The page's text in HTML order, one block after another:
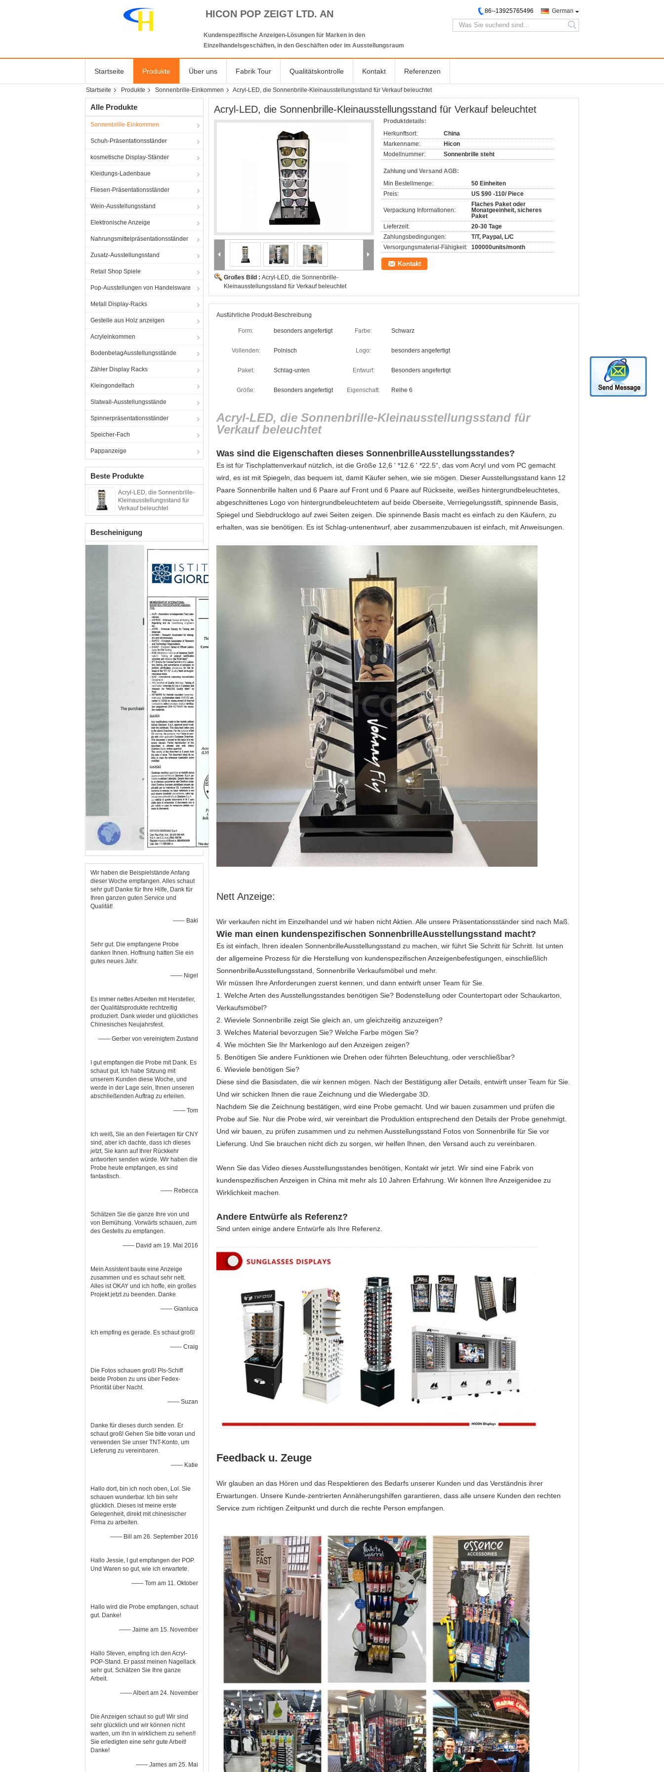
HICON POP ZEIGT LTD. AN
Kundenspezifische Anzeigen-Lösungen für Marken in den
Einzelhandelsgeschäften, in den Geschäften oder im Ausstellungsraum
German
86--13925765496
search
Startseite Produkte Über uns Fabrik Tour Qualitätskontrolle Kontakt Referenzen
Startseite Produkte Sonnenbrille-Einkommen Acryl-LED, die Sonnenbrille-Kleinausstellungsstand für Verkauf beleuchtet
Alle Produkte
Sonnenbrille-Einkommen
Schuh-Präsentationsständer
kosmetische Display-Ständer
Kleidungs-Ladenbaue
Fliesen-Präsentationsständer
Wein-Ausstellungsstand
Elektronische Anzeige
Nahrungsmittelpräsentationsständer
Zusatz-Ausstellungsstand
Retail Shop Spiele
Pop-Ausstellungen von Handelsware
Metall Display-Racks
Gestelle aus Holz anzeigen
Acryleinkommen
BodenbelagAusstellungsstände
Zähler Display Racks
Kleingondelfach
Slatwall-Ausstellungsstände
Spinnerpräsentationsständer
Speicher-Fach
Pappanzeige
Beste Produkte
Acryl-LED, die Sonnenbrille-
Kleinausstellungsstand für
Verkauf beleuchtet
Bescheinigung
Wir haben die Beispielstände Anfang
dieser Woche empfangen. Alles schaut
sehr gut! Danke für Ihre Hilfe, Dank für
Ihren ganzen guten Service und
Qualität!
—— Baki
Sehr gut. Die empfangene Probe
danken Ihnen. Hoffnung hatten Sie ein
gutes neues Jahr.
—— Nigel
Es immer nettes Arbeiten mit Hersteller,
der Qualitätsprodukte rechtzeitig
produziert. Dank wieder und glückliches
Chinesisches Neujahrsfest.
—— Gerber von vereinigtem Zustand
I gut empfangen die Probe mit Dank. Es
schaut gut. Ich habe Sitzung mit
unserem Kunden diese Woche, und
werde in der Lage sein, Ihnen unseren
abschließenden Auftrag zu erteilen.
—— Tom
Ich weiß, Sie an den Feiertagen für CNY
sind, aber ich dachte, dass ich dieses
jetzt, Sie kann auf Ihrer Rückkehr
antworten senden würde. Wir haben die
Probe heute empfangen, es sind
fantastisch.
—— Rebecca
Schätzen Sie die ganze Ihre von und
von Bemühung. Vorwärts schauen, zum
des Gestells zu empfangen.
—— David am 19. Mai 2016
Mein Assistent baute eine Anzeige
zusammen und es schaut sehr nett.
Alles ist OKAY und ich hoffe, ein großes
Projekt jetzt zu beenden. Danke
—— Gianluca
Ich empfing es gerade. Es schaut groß!
—— Craig
Die Fotos schauen groß! Pls-Schiff
beide Proben zu uns über Fedex-
Priorität über Nacht.
—— Suzan
Danke für dieses durch senden. Er
schaut groß! Gehen Sie bitte voran und
verwenden Sie unser TNT-Konto, um
Lieferung zu vereinbaren.
—— Katie
Hallo dort, bin ich noch oben, Lol. Sie
schauen wunderbar. Ich bin sehr
glücklich. Dieses ist meine erste
Gelegenheit, direkt mit chinesischer
Firma zu arbeiten.
—— Bill am 26. September 2016
Hallo Jessie, I gut empfangen der POP.
Und Waren so gut, wie ich erwartete.
—— Tom am 11. Oktober
Hallo wird die Probe empfangen, schaut
gut. Danke!
—— Jaime am 15. November
Hallo Steven, empfing ich den Acryl-
POP-Stand. Er passt meinen Nagellack
sehr gut. Schätzen Sie Ihre ganze
Arbeit.
—— Albert am 24. November
Die Anzeigen schaut so gut! Wir sind
sehr glücklich und wir können nicht
warten, um ihn in wirklichem zu sehen!!
Sie erledigten eine sehr gute Arbeit!
Danke!
—— James am 25. Mai
Acryl-LED, die Sonnenbrille-Kleinausstellungsstand für Verkauf beleuchtet
Großes Bild : Acryl-LED, die Sonnenbrille-
Kleinausstellungsstand für Verkauf beleuchtet
Produktdetails:
Herkunftsort:
China
Markenname:
Hicon
Modellnummer:
Sonnenbrille steht
Zahlung und Versand AGB:
Min Bestellmenge:
50 Einheiten
Preis:
US $90 -110/ Piece
Verpackung Informationen:
Flaches Paket oder
Monatgeeinheit, sicheres
Paket
Lieferzeit:
20-30 Tage
Zahlungsbedingungen:
T/T, Paypal, L/C
Versorgungsmaterial-Fähigkeit: 100000units/month
Kontakt
Ausführliche Produkt-Beschreibung
Form: besonders angefertigt Farbe: Schwarz
Vollenden: Polnisch Logo: besonders angefertigt
Paket: Schlag-unten Entwurf: Besonders angefertigt
Größe: Besonders angefertigt Eigenschaft: Reihe 6
Acryl-LED, die Sonnenbrille-Kleinausstellungsstand für
Verkauf beleuchtet
Was sind die Eigenschaften dieses SonnenbrilleAusstellungsstandes?
Es ist für Tischplattenverkauf nützlich, ist die Größe 12,6 ' *12.6 ' *22.5“, das vom Acryl und vom PC gemacht
wird, es ist mit Spiegeln, das bequem ist, damit Käufer sehen, wie sie mögen. Dieser Ausstellungsstand kann 12
Paare Sonnenbrille halten und 6 Paare auf Front und 6 Paare auf Rückseite, weißes hintergrundbeleuchtetes,
abgeschnittenes Logo von hintergrundbeleuchtetem auf beide Oberseite, Verriegelungsstift, spinnende Basis,
Spiegel und Siebdrucklogo auf zwei Seiten zeigen. Die spinnende Basis macht es einfach zu den Käufern, zu
erhalten, was sie benötigen. Es ist Schlag-untenentwurf, aber zusammenzubauen ist einfach, mit Anweisungen.
Nett Anzeige:
Wir verkaufen nicht im Einzelhandel und wir haben nicht Aktien. Alle unsere Präsentationsständer sind nach Maß.
Wie man einen kundenspezifischen SonnenbrilleAusstellungsstand macht?
Es ist einfach, Ihren idealen SonnenbrilleAusstellungsstand zu machen, wir führt Sie Schritt für Schritt. Ist unten
der allgemeine Prozess für die Herstellung von kundenspezifischen Anzeigenbefestigungen, einschließlich
SonnenbrilleAusstellungsstand, Sonnenbrille Verkaufsmöbel und mehr.
Wir müssen Ihre Anforderungen zuerst kennen, und dann entwirft unser Team für Sie.
1. Welche Arten des Ausstellungsstandes benötigen Sie? Bodenstellung oder Countertopart oder Schaukarton,
Verkaufsmöbel?
2. Wieviele Sonnenbrille zeigt Sie gleich an, um gleichzeitig anzuzeigen?
3. Welches Material bevorzugen Sie? Welche Farbe mögen Sie?
4. Wie möchten Sie Ihr Markenlogo auf den Anzeigen zeigen?
5. Benötigen Sie andere Funktionen wie Drehen oder führten Beleuchtung, oder verschließbar?
6. Wieviele benötigen Sie?
Diese sind die Basisdaten, die wir kennen mögen. Nach der Bestätigung aller Details, entwirft unser Team für Sie.
Und wir schicken Ihnen die raue Zeichnung und die Wiedergabe 3D.
Nachdem Sie die Zeichnung bestätigen, wird eine Probe gemacht. Und wir bauen zusammen und prüfen die
Probe auf Sie. Nur die Probe wird, wir vereinbart die Produktion entsprechend den Details der Probe genehmigt.
Und wir bauen, zu prüfen zusammen und zu nehmen Ausstellungsstand Fotos von Sonnenbrille für Sie vor
Lieferung. Und Sie brauchen nicht dich zu sorgen, wir helfen Ihnen, den Versand auch zu vereinbaren.
Wenn Sie das Video dieses Ausstellungsstandes benötigen, Kontakt wir jetzt. Wir sind eine Fabrik von
kundenspezifischen Anzeigen in China mit mehr als 10 Jahren Erfahrung. Wir können Ihre Anzeigenidee zu
Wirklichkeit machen.
Andere Entwürfe als Referenz?
Sind unten einige andere Entwürfe als Ihre Referenz.
Feedback u. Zeuge
Wir glauben an das Hören und das Respektieren des Bedarfs unserer Kunden und das Verständnis ihrer
Erwartungen. Unsere Kunde-zentrierten Annäherungshilfen garantieren, dass alle unsere Kunden den rechten
Service zum richtigen Zeitpunkt und durch die rechte Person empfangen.